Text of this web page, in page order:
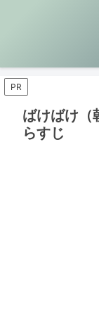
PR
ばけばけ（
らすじ